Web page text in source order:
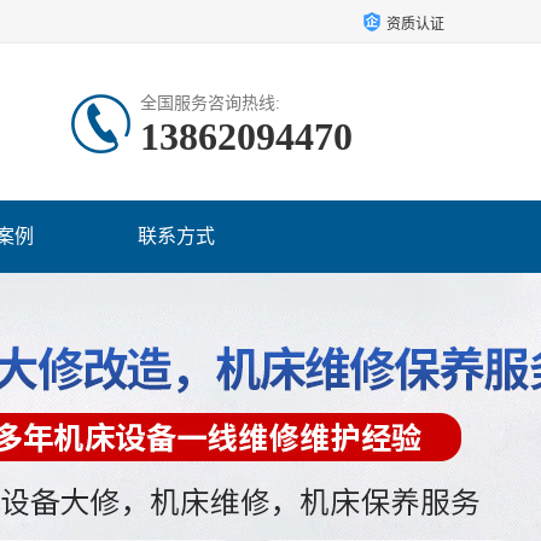
资质认证
全国服务咨询热线:
13862094470
例 联系方式